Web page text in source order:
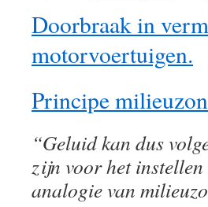
Doorbraak in
motorvoertuigen.
Principe
“Geluid kan dus
zijn voor het instellen
analogie van